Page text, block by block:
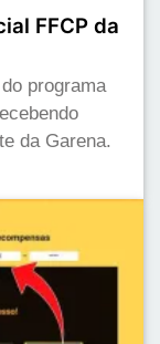
FFCP da
programa
da Garena.